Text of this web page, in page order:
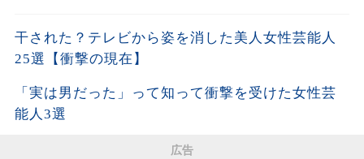
干された？テレビから姿を消した美人女性芸能人
25選【衝撃の現在】
「実は男だった」って知って衝撃を受けた女性芸
能人3選
広告